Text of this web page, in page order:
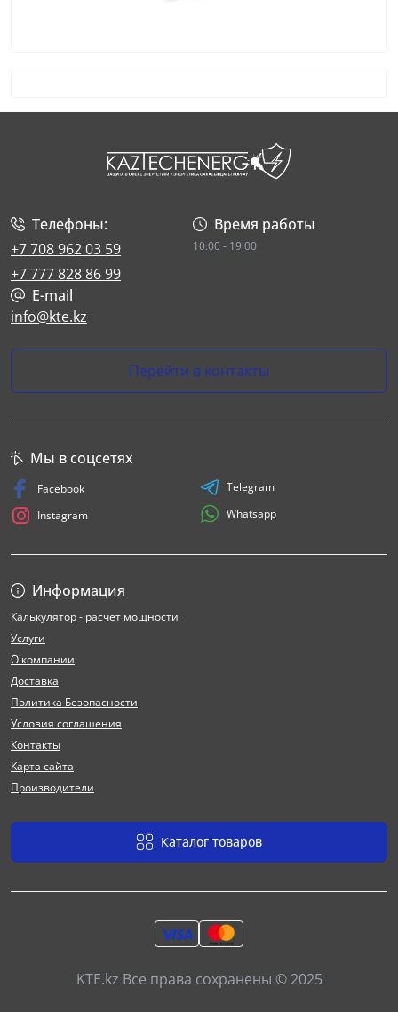
Телефоны:
+7 708 962 03 59
+7 777 828 86 99
Время работы
10:00 - 19:00
E-mail
info@kte.kz
Перейти в контакты
Информация
Калькулятор - расчет мощности
Услуги
О компании
Доставка
Политика Безопасности
Условия соглашения
Контакты
Карта сайта
Производители
Каталог товаров
Мы в соцсетях
Facebook
Instagram
Telegram
Whatsapp
KTE.kz Все права сохранены © 2025